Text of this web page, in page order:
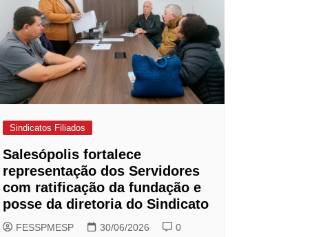
Sindicatos Filiados
Salesópolis fortalece
representação dos Servidores
com ratificação da fundação e
posse da diretoria do Sindicato
FESSPMESP 30/06/2026 0